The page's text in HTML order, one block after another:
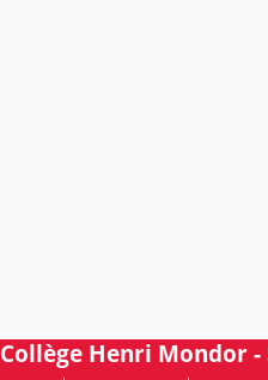
Collège Henri Mondor -